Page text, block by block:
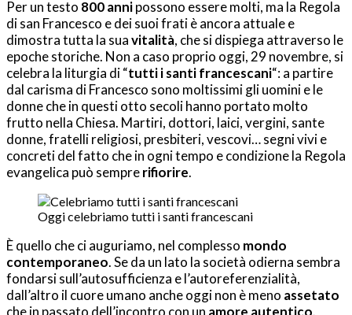
Per un testo 800 annipossono essere molti, ma la Regola
di san Francesco e dei suoi frati è ancora attuale e
dimostra tutta la suavitalità, che si dispiega attraverso le
epoche storiche. Non a caso proprio oggi, 29 novembre, si
celebra la liturgia di “tutti i santi francescani“: a partire
dal carisma di Francesco sono moltissimi gli uomini e le
donne che in questi otto secoli hanno portato molto
frutto nella Chiesa. Martiri, dottori, laici, vergini, sante
donne, fratelli religiosi, presbiteri, vescovi… segni vivi e
concreti del fatto che in ogni tempo e condizione la Regola
evangelica può semprerifiorire.
Oggi celebriamo tutti i santi francescani
È quello che ci auguriamo, nel complesso mondo
contemporaneo. Se da un lato la società odierna sembra
fondarsi sull’autosufficienza e l’autoreferenzialità,
dall’altro il cuore umano anche oggi non è meno assetato
che in passato dell’incontro con un amore autentico,